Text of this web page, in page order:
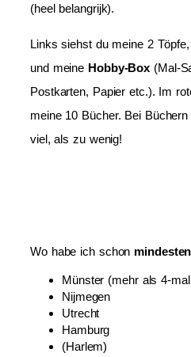
(heel belangrijk).
Links siehst du meine 2
und meine Hobby-Box (Mal-
Postkarten, Papier etc.). Im
meine 10 Bücher. Bei
viel, als zu wenig!
Wo habe ich schon
Münster (mehr als 4-
Nijmegen
Utrecht
Hamburg
(Harlem)